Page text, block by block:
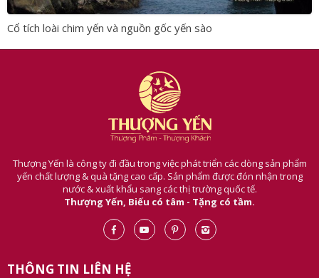
Cổ tích loài chim yến và nguồn gốc yến sào
Thượng Yến là công ty đi đầu trong việc phát triển các dòng sản phẩm
yến chất lượng & quà tặng cao cấp. Sản phẩm được đón nhận trong
nước & xuất khẩu sang các thị trường quốc tế.
Thượng Yến, Biếu có tâm - Tặng có tầm.
THÔNG TIN LIÊN HỆ